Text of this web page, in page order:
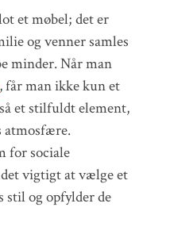
et møbel; det er
og venner samles
minder. Når man
får man ikke kun et
et stilfuldt element,
atmosfære.
for sociale
vigtigt at vælge et
stil og opfylder de